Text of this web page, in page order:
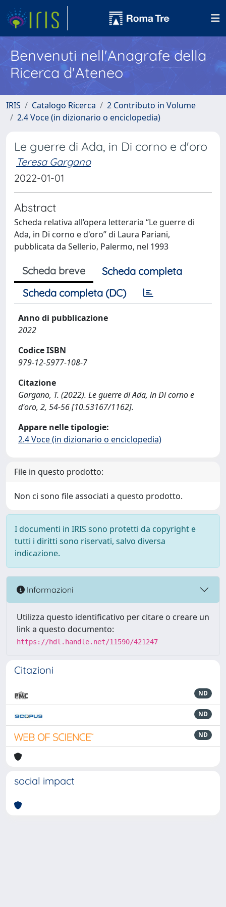
Benvenuti nell'Anagrafe della
Ricerca d'Ateneo
IRIS Catalogo Ricerca
2 Contributo in Volume
2.4 Voce (in dizionario o enciclopedia)
Le guerre di Ada, in Di corno e d'oro
Teresa Gargano
2022-01-01
Abstract
Scheda relativa all’opera letteraria “Le guerre di
Ada, in Di corno e d'oro” di Laura Pariani,
pubblicata da Sellerio, Palermo, nel 1993
Scheda breve
Scheda completa
Scheda completa (DC)
Anno di pubblicazione
2022
Codice ISBN
979-12-5977-108-7
Citazione
Gargano, T. (2022). Le guerre di Ada, in Di corno e
d'oro, 2, 54-56 [10.53167/1162].
Appare nelle tipologie:
2.4 Voce (in dizionario o enciclopedia)
File in questo prodotto:
Non ci sono file associati a questo prodotto.
I documenti in IRIS sono protetti da copyright e
tutti i diritti sono riservati, salvo diversa
indicazione.
Informazioni
Utilizza questo identificativo per citare o creare un
link a questo documento:
https://hdl.handle.net/11590/421247
Citazioni
ND
ND
ND
social impact